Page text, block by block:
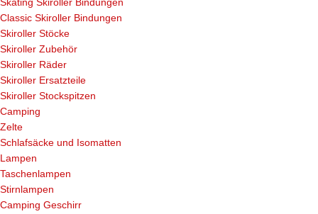
Classic Skiroller Bindungen
Skiroller Stöcke
Skiroller Zubehör
Skiroller Räder
Skiroller Ersatzteile
Skiroller Stockspitzen
Camping
Zelte
Schlafsäcke und Isomatten
Lampen
Taschenlampen
Stirnlampen
Camping Geschirr